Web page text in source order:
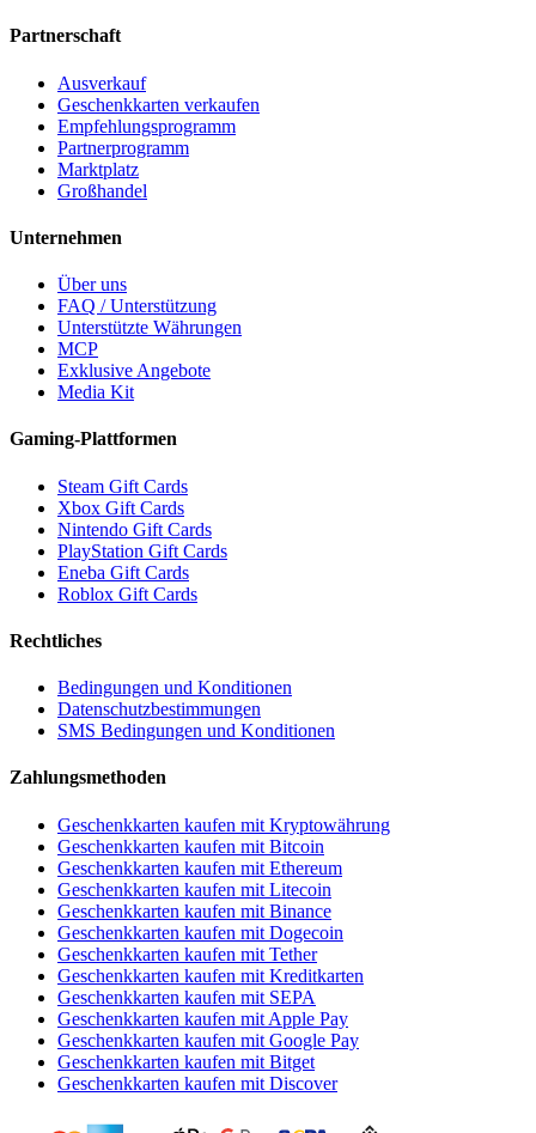
Partnerschaft
Ausverkauf
Geschenkkarten verkaufen
Empfehlungsprogramm
Partnerprogramm
Marktplatz
Großhandel
Unternehmen
Über uns
FAQ / Unterstützung
Unterstützte Währungen
MCP
Exklusive Angebote
Media Kit
Gaming-Plattformen
Steam Gift Cards
Xbox Gift Cards
Nintendo Gift Cards
PlayStation Gift Cards
Eneba Gift Cards
Roblox Gift Cards
Rechtliches
Bedingungen und Konditionen
Datenschutzbestimmungen
SMS Bedingungen und Konditionen
Zahlungsmethoden
Geschenkkarten kaufen mit Kryptowährung
Geschenkkarten kaufen mit Bitcoin
Geschenkkarten kaufen mit Ethereum
Geschenkkarten kaufen mit Litecoin
Geschenkkarten kaufen mit Binance
Geschenkkarten kaufen mit Dogecoin
Geschenkkarten kaufen mit Tether
Geschenkkarten kaufen mit Kreditkarten
Geschenkkarten kaufen mit SEPA
Geschenkkarten kaufen mit Apple Pay
Geschenkkarten kaufen mit Google Pay
Geschenkkarten kaufen mit Bitget
Geschenkkarten kaufen mit Discover